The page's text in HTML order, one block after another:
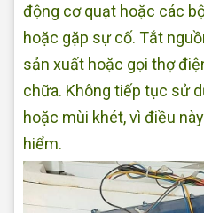
động cơ quạt hoặc các
hoặc gặp sự cố. Tắt
sản xuất hoặc gọi thợ
chữa. Không tiếp tục sử
hoặc mùi khét, vì điều
hiểm.